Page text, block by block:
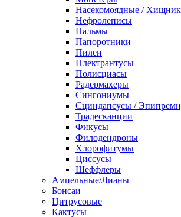
Насекомоядные /
Нефролеписы
Пальмы
Папоротники
Пилеи
Плектрантусы
Полисциасы
Радермахеры
Сингониумы
Сциндапсусы /
Традесканции
Фикусы
Филодендроны
Хлорофитумы
Циссусы
Шеффлеры
Ампельные/Лианы
Бонсаи
Цитрусовые
Кактусы